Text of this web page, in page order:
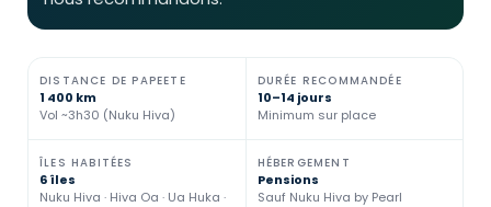
DISTANCE DE PAPEETE
1 400 km
Vol ~3h30 (Nuku Hiva)
DURÉE RECOMMANDÉE
10–14 jours
Minimum sur place
ÎLES HABITÉES
6 îles
Nuku Hiva · Hiva Oa · Ua Huka ·
HÉBERGEMENT
Pensions
Sauf Nuku Hiva by Pearl